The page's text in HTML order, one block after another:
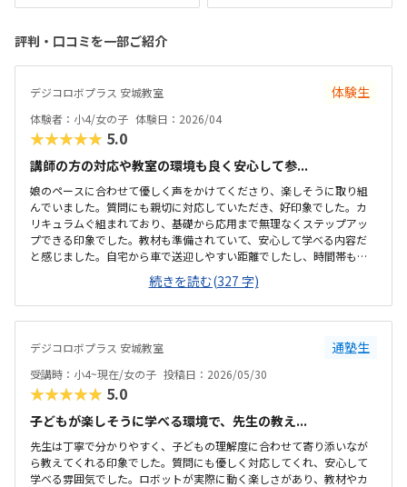
評判・口コミを一部ご紹介
デジコロボプラス 安城教室 体験生
体験者：小4/女の子 体験日：2026/04
★★★★★ 5.0
講師の方の対応や教室の環境も良く安心して参...
娘のペースに合わせて優しく声をかけてくださり、楽しそうに取り組
んでいました。質問にも親切に対応していただき、好印象でした。カ
リキュラムぐ組まれており、基礎から応用まで無理なくステップアッ
プできる印象でした。教材も準備されていて、安心して学べる内容だ
と感じました。自宅から車で送迎しやすい距離でしたし、時間帯も無
理なく通える範囲で、安心して続けられそうです。教材がきちんと整
備されており学習に集中できる環境だと感じました。教室全体の雰囲
気も明るく初めてでも入りやすかったです。ロボット教材や指導の質
を踏まえると料金は適切だと思います。。内容に見合った価格だと感
気づくりがされていると感じました。
続きを読む(327 字)
デジコロボプラス 安城教室 通塾生
受講時：小4~現在/女の子 投稿日：2026/05/30
★★★★★ 5.0
子どもが楽しそうに学べる環境で、先生の教え...
先生は丁寧で分かりやすく、子どもの理解度に合わせて寄り添いなが
ら教えてくれる印象でした。質問にも優しく対応してくれ、安心して
学べる雰囲気でした。ロボットが実際に動く楽しさがあり、教材やカ